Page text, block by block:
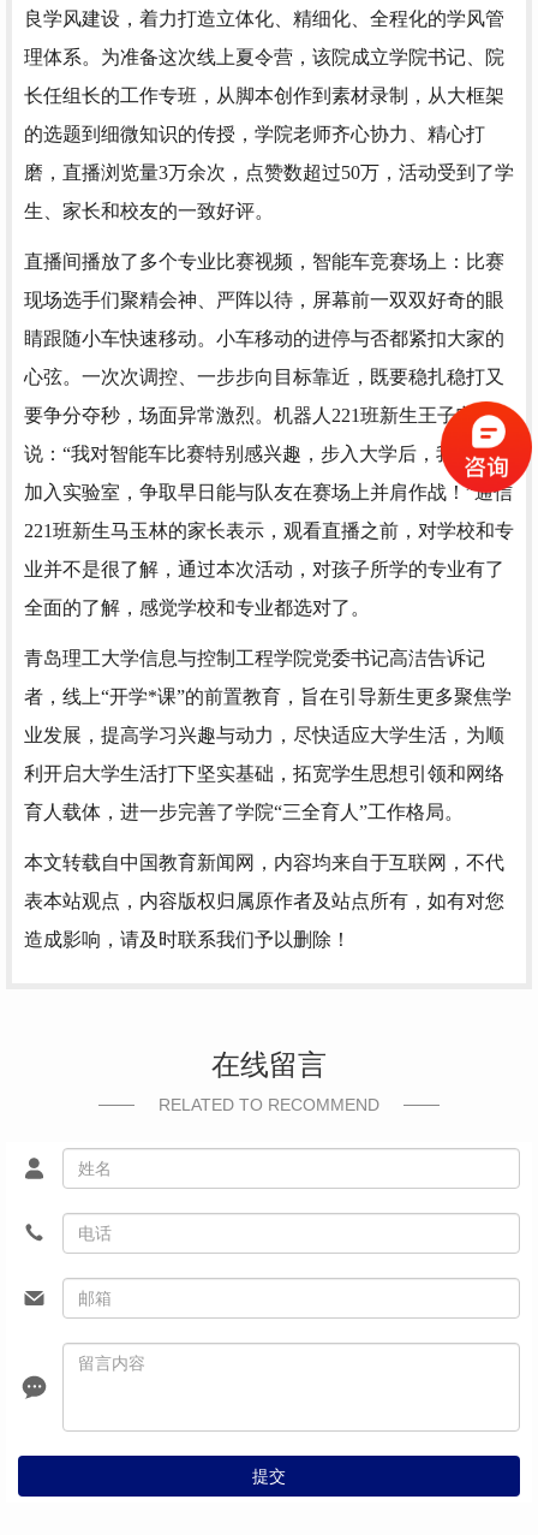
良学风建设，着力打造立体化、精细化、全程化的学风管
理体系。为准备这次线上夏令营，该院成立学院书记、院
长任组长的工作专班，从脚本创作到素材录制，从大框架
的选题到细微知识的传授，学院老师齐心协力、精心打
磨，直播浏览量3万余次，点赞数超过50万，活动受到了学
生、家长和校友的一致好评。
直播间播放了多个专业比赛视频，智能车竞赛场上：比赛
现场选手们聚精会神、严阵以待，屏幕前一双双好奇的眼
睛跟随小车快速移动。小车移动的进停与否都紧扣大家的
心弦。一次次调控、一步步向目标靠近，既要稳扎稳打又
要争分夺秒，场面异常激烈。机器人221班新生王子宁
说：“我对智能车比赛特别感兴趣，步入大学后，我要申请
加入实验室，争取早日能与队友在赛场上并肩作战！”通信
221班新生马玉林的家长表示，观看直播之前，对学校和专
业并不是很了解，通过本次活动，对孩子所学的专业有了
全面的了解，感觉学校和专业都选对了。
青岛理工大学信息与控制工程学院党委书记高洁告诉记
者，线上“开学*课”的前置教育，旨在引导新生更多聚焦学
业发展，提高学习兴趣与动力，尽快适应大学生活，为顺
利开启大学生活打下坚实基础，拓宽学生思想引领和网络
育人载体，进一步完善了学院“三全育人”工作格局。
本文转载自中国教育新闻网，内容均来自于互联网，不代
表本站观点，内容版权归属原作者及站点所有，如有对您
造成影响，请及时联系我们予以删除！
在线留言
RELATED TO RECOMMEND
提交